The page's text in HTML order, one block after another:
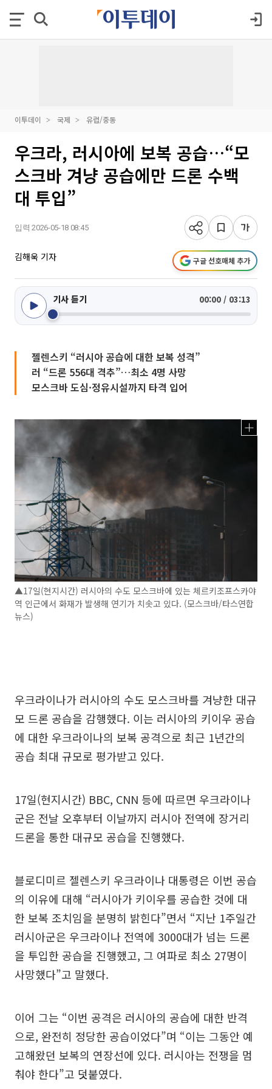
이투데이 국제 유럽/중동
우크라, 러시아에 보복 공습…“모
스크바 겨냥 공습에만 드론 수백
대 투입”
입력 2026-05-18 08:45
김해욱 기자 구글 선호매체 추가
기사 듣기 00:00 / 03:13
젤렌스키 “러시아 공습에 대한 보복 성격”
러 “드론 556대 격추”…최소 4명 사망
모스크바 도심·정유시설까지 타격 입어
▲17일(현지시간) 러시아의 수도 모스크바에 있는 체르키조프스카야
역 인근에서 화재가 발생해 연기가 치솟고 있다. (모스크바/타스연합
뉴스)
우크라이나가 러시아의 수도 모스크바를 겨냥한 대규
모 드론 공습을 감행했다. 이는 러시아의 키이우 공습
에 대한 우크라이나의 보복 공격으로 최근 1년간의
공습 최대 규모로 평가받고 있다.
17일(현지시간) BBC, CNN 등에 따르면 우크라이나
군은 전날 오후부터 이날까지 러시아 전역에 장거리
드론을 통한 대규모 공습을 진행했다.
블로디미르 젤렌스키 우크라이나 대통령은 이번 공습
의 이유에 대해 “러시아가 키이우를 공습한 것에 대
한 보복 조치임을 분명히 밝힌다”면서 “지난 1주일간
러시아군은 우크라이나 전역에 3000대가 넘는 드론
을 투입한 공습을 진행했고, 그 여파로 최소 27명이
사망했다”고 말했다.
이어 그는 “이번 공격은 러시아의 공습에 대한 반격
으로, 완전히 정당한 공습이었다”며 “이는 그동안 예
고해왔던 보복의 연장선에 있다. 러시아는 전쟁을 멈
춰야 한다”고 덧붙였다.